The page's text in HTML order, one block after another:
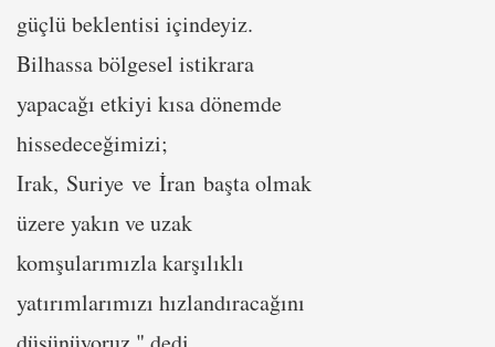
güçlü beklentisi içindeyiz.
Bilhassa bölgesel istikrara
yapacağı etkiyi kısa dönemde
hissedeceğimizi;
Irak, Suriye ve İran başta olmak
üzere yakın ve uzak
komşularımızla karşılıklı
yatırımlarımızı hızlandıracağını